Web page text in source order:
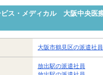
ス・メディカル 大阪中央医
大阪市鶴見区の派遣社員
放出駅の派遣社員